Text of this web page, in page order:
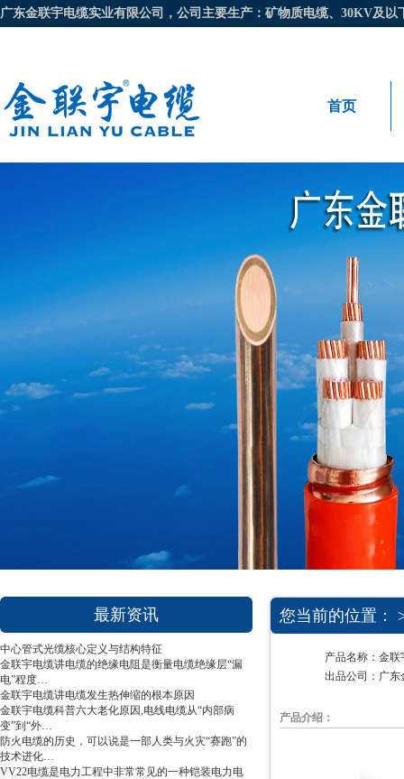
广东金联宇电缆实业有限公司，公司主要生产：矿物质电缆、30KV及
首页
最新资讯
中心管式光缆核心定义与结构特征
金联宇电缆讲电缆的绝缘电阻是衡量电缆绝缘层“漏
电”程度…
金联宇电缆讲电缆发生热伸缩的根本原因
金联宇电缆科普六大老化原因,电线电缆从“内部病
变”到“外…
防火电缆的历史，可以说是一部人类与火灾“赛跑”的
技术进化…
VV22电缆是电力工程中非常常见的一种铠装电力电
您当前的位置：
产品名称：金
出品公司：广东
产品介绍：